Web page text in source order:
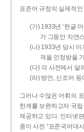
표준어 규정의 실제적
(가) 1933년 ‘한글
가 그동안 자연
(나) 1933년 당시
격을 인정받을
(다) 각 사전에서 달
(라) 방언, 신조어 등
그러나 수많은 어휘의
한계를 보완하고자 국
제공하고 있다. 인터넷
종이 사전 “표준국어대